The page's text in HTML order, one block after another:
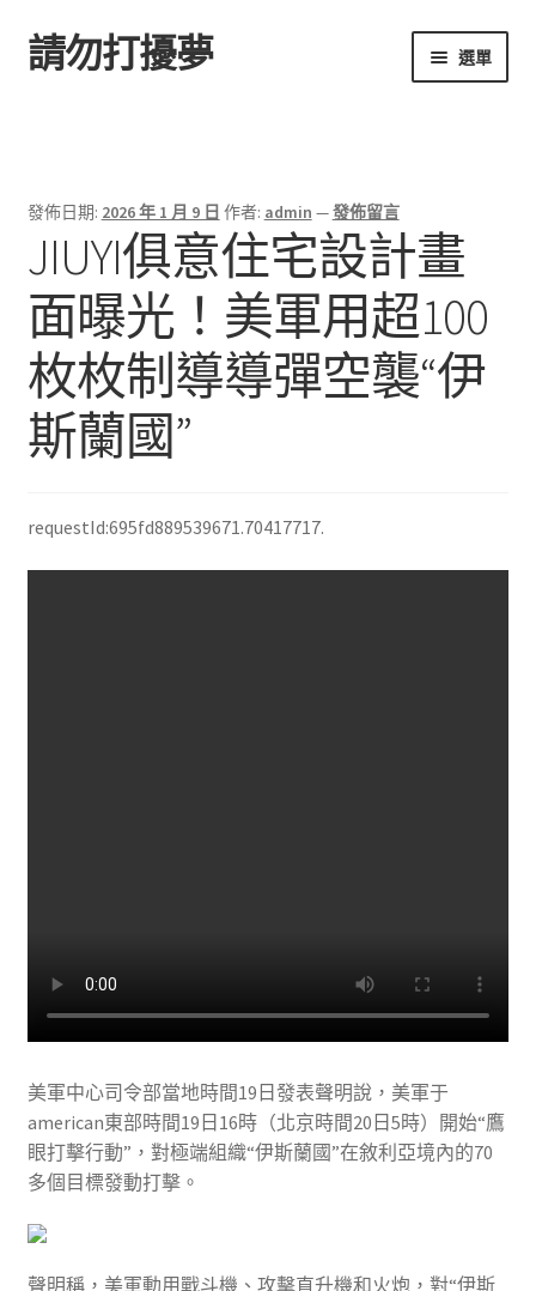
跳
至
跳
至
請勿打擾夢 選單
發佈日期: 2026 年 1 月 9 日 作者: admin —發佈留言
JIUYI俱意住宅設計畫
面曝光！美軍用超100
枚枚制導導彈空襲“伊
斯蘭國”
requestId:695fd889539671.70417717.
美軍中心司令部當地時間19日發表聲明說，美軍于
american東部時間19日16時（北京時間20日5時）開始“鷹
眼打擊行動”，對極端組織“伊斯蘭國”在敘利亞境內的70
多個目標發動打擊。
聲明稱，美軍動用戰斗機、攻擊直升機和火炮，對“伊斯